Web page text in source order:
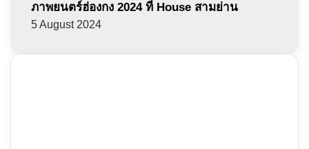
ภาพยนตร์ฮ่องกง 2024 ที่ House สามย่าน
5 August 2024